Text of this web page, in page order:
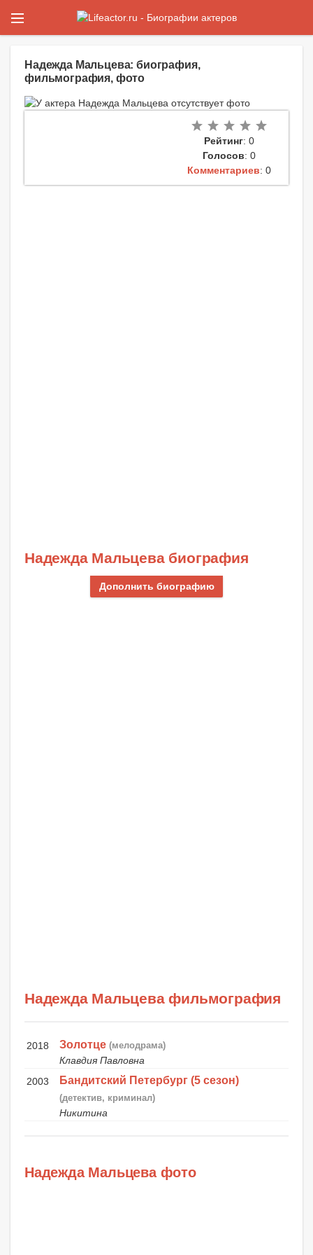
Надежда Мальцева: биография,
фильмография, фото
Рейтинг: 0
Голосов: 0
Комментариев: 0
Надежда Мальцева биография
Дополнить биографию
Надежда Мальцева фильмография
2018 Золотце (мелодрама)
Клавдия Павловна
2003
Бандитский Петербург (5 сезон)
(детектив, криминал)
Никитина
Надежда Мальцева фото